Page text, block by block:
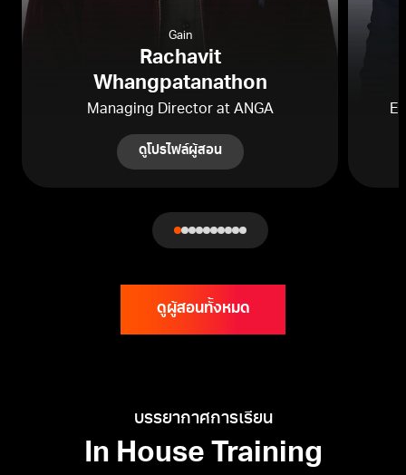
Gain
Rachavit
Whangpatanathon
Managing Director at ANGA
ดูโปรไฟล์ผู้สอน
ดูผู้สอนทั้งหมด
บรรยากาศการเรียน
In House Training